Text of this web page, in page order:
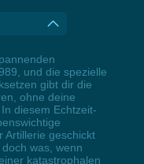
und die spezielle
gibt dir die
ohne deine
diesem Echtzeit-
Artillerie geschickt
was, wenn
katastrophalen